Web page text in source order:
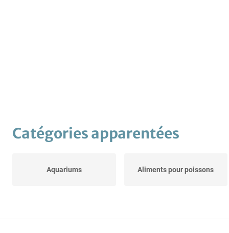
Catégories apparentées
Aquariums Aliments pour poissons